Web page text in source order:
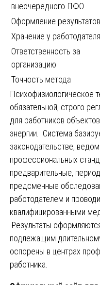
внеочередного ПФО
Оформление результатов
Хранение у работодателя
Ответственность за
организацию
Точность метода
Психофизиологическое
обязательной, строго
для работников
энергии. Система
законодательстве,
профессиональных
предварительные,
предсменные
работодателем и
квалифицированными
Результаты
подлежащим
оспорены в центрах
работника.